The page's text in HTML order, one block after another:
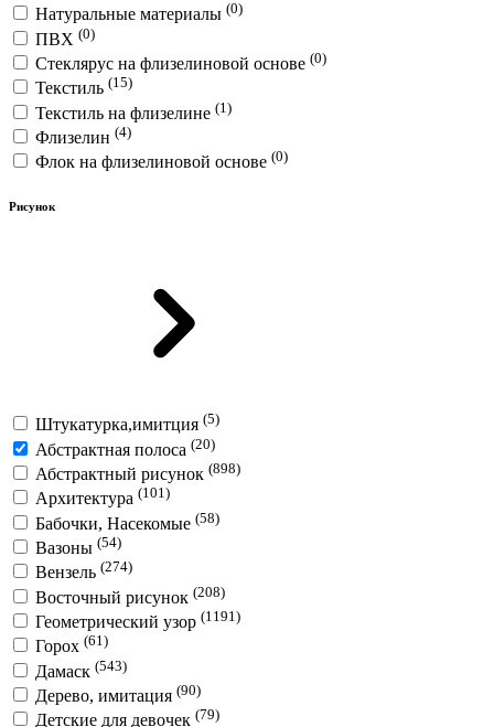
Натуральные материалы (0)
ПВХ (0)
Стеклярус на флизелиновой основе (0)
Текстиль (15)
Текстиль на флизелине (1)
Флизелин (4)
Флок на флизелиновой основе (0)
Рисунок
Штукатурка,имитция (5)
Абстрактная полоса (20)
Абстрактный рисунок (898)
Архитектура (101)
Бабочки, Насекомые (58)
Вазоны (54)
Вензель (274)
Восточный рисунок (208)
Геометрический узор (1191)
Горох (61)
Дамаск (543)
Дерево, имитация (90)
Детские для девочек (79)